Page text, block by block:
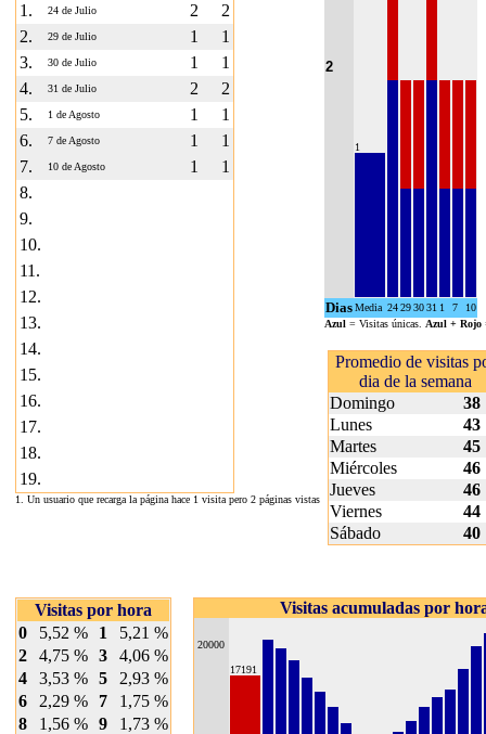
1. 24 de Julio 2
2
2.
29 de Julio 1
1
3.
30 de Julio 1
1
4.
31 de Julio 2
2
5.
1 de Agosto 1
1
6.
7 de Agosto 1
1
7.
10 de Agosto 1
1
8.
9.
10.
11.
12.
13.
14.
15.
16.
17.
18.
19.
1. Un usuario que recarga la página hace 1 visita pero 2 páginas vistas
2
1
DiasMedia 24293031 1 7
10
Azul = Visitas únicas. Azul + Rojo
Promedio de visitas
dia de la semana
Domingo
38
Lunes
43
Martes
45
Miércoles
46
Jueves
46
Viernes
44
Sábado
40
Visitas por hora
0
5,52 % 1
5,21 %
2
4,75 % 3
4,06 %
4
3,53 % 5
2,93 %
6
2,29 % 7
1,75 %
8
1,56 % 9
1,73 %
Visitas acumuladas por
20000
17191